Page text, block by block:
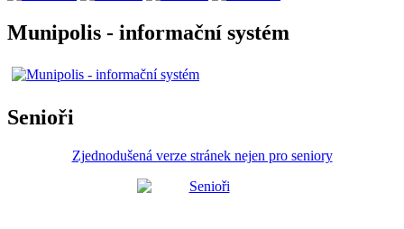
Munipolis - informační systém
Senioři
Zjednodušená verze stránek nejen pro seniory